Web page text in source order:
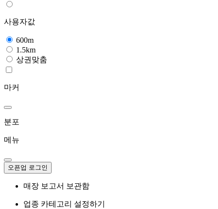
사용자값
600m
1.5km
상권맞춤
마커
분포
메뉴
오픈업 로그인
매장 보고서 보관함
업종 카테고리 설정하기